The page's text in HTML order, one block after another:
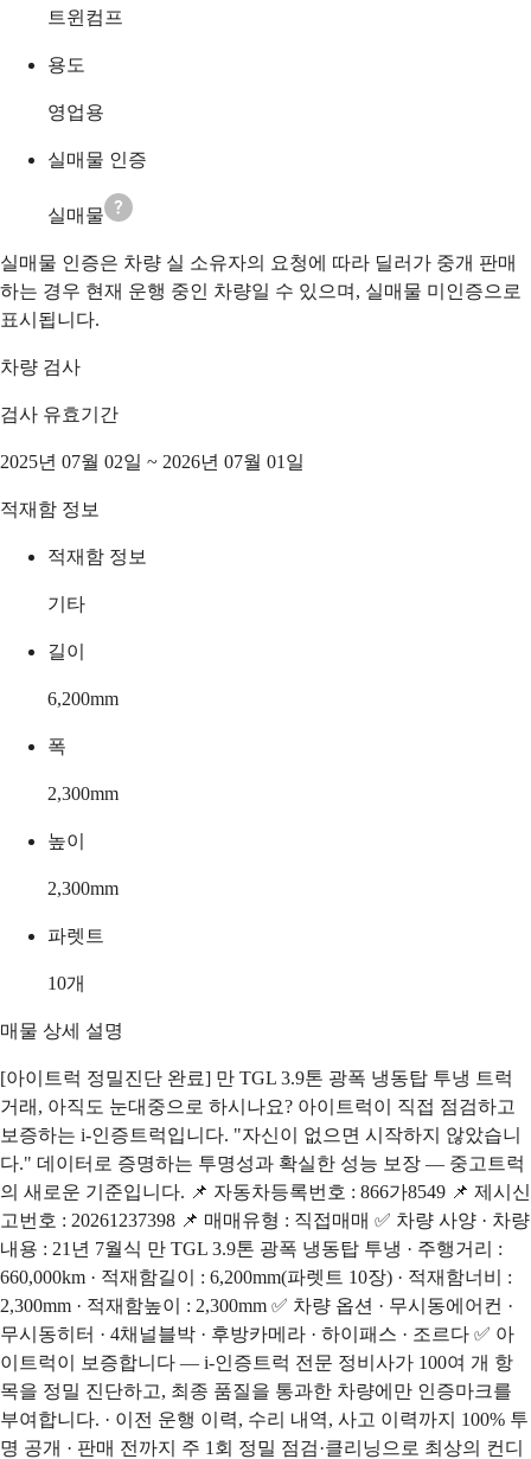
트윈컴프
용도
영업용
실매물 인증
실매물
실매물 인증은 차량 실 소유자의 요청에 따라 딜러가 중개 판매
하는 경우 현재 운행 중인 차량일 수 있으며, 실매물 미인증으로
표시됩니다.
차량 검사
검사 유효기간
2025년 07월 02일 ~ 2026년 07월 01일
적재함 정보
적재함 정보
기타
길이
6,200mm
폭
2,300mm
높이
2,300mm
파렛트
10개
매물 상세 설명
[아이트럭 정밀진단 완료] 만 TGL 3.9톤 광폭 냉동탑 투냉 트럭
거래, 아직도 눈대중으로 하시나요? 아이트럭이 직접 점검하고
보증하는 i-인증트럭입니다. "자신이 없으면 시작하지 않았습니
다." 데이터로 증명하는 투명성과 확실한 성능 보장 — 중고트럭
의 새로운 기준입니다. 📌 자동차등록번호 : 866가8549 📌 제시신
고번호 : 20261237398 📌 매매유형 : 직접매매 ✅ 차량 사양 · 차량
내용 : 21년 7월식 만 TGL 3.9톤 광폭 냉동탑 투냉 · 주행거리 :
660,000km · 적재함길이 : 6,200mm(파렛트 10장) · 적재함너비 :
2,300mm · 적재함높이 : 2,300mm ✅ 차량 옵션 · 무시동에어컨 ·
무시동히터 · 4채널블박 · 후방카메라 · 하이패스 · 조르다 ✅ 아
이트럭이 보증합니다 — i-인증트럭 전문 정비사가 100여 개 항
목을 정밀 진단하고, 최종 품질을 통과한 차량에만 인증마크를
부여합니다. · 이전 운행 이력, 수리 내역, 사고 이력까지 100% 투
명 공개 · 판매 전까지 주 1회 정밀 점검·클리닝으로 최상의 컨디